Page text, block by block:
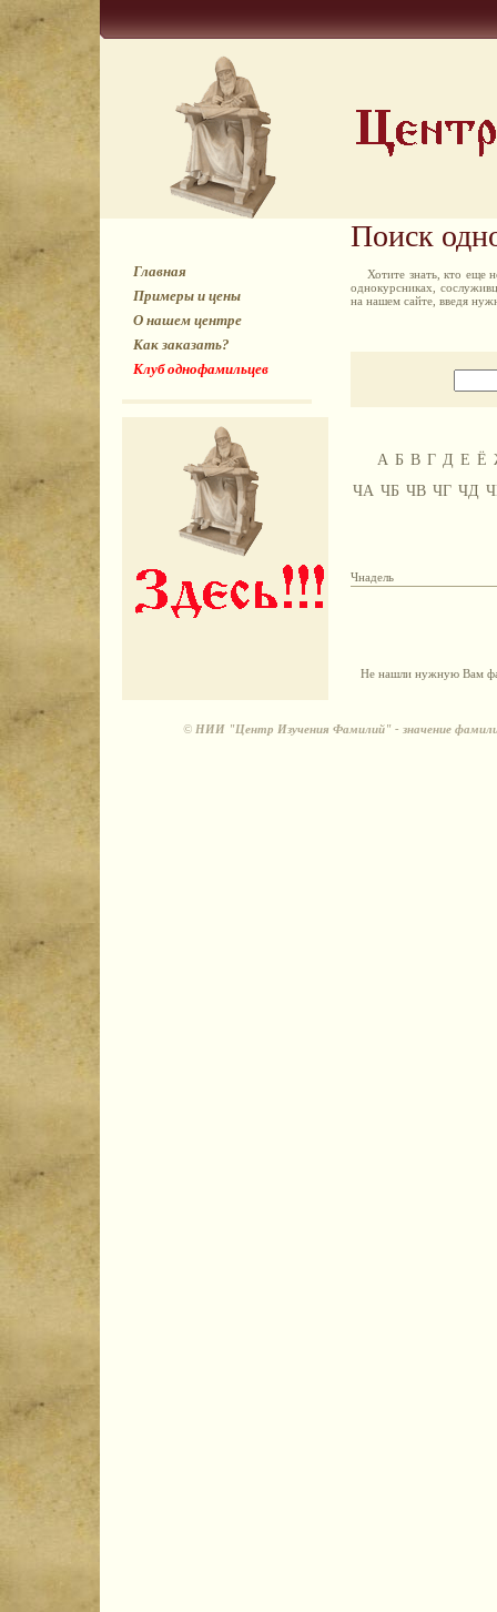
Главная
Примеры и цены
О нашем центре
Как заказать?
Клуб однофамильцев
Поиск
Хотите знать, кто еще
однокурсниках,
на нашем сайте, введя
А Б В Г Д Е Ё
ЧА ЧБ ЧВ ЧГ ЧД
Чнадель
Не нашли нужную Вам
© НИИ "Центр Изучения Фамилий" - значение